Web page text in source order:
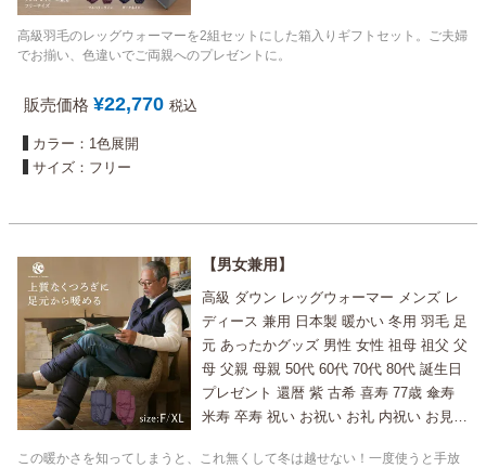
高級羽毛のレッグウォーマーを2組セットにした箱入りギフトセット。ご夫婦
でお揃い、色違いでご両親へのプレゼントに。
販売価格 ¥22,770 税込
カラー：1色展開
サイズ：フリー
男女兼用
高級 ダウン レッグウォーマー メンズ レ
ディース 兼用 日本製 暖かい 冬用 羽毛 足
元 あったかグッズ 男性 女性 祖母 祖父 父
母 父親 母親 50代 60代 70代 80代 誕生日
プレゼント 還暦 紫 古希 喜寿 77歳 傘寿
米寿 卒寿 祝い お祝い お礼 内祝い お見舞
この暖かさを知ってしまうと、これ無くして冬は越せない！一度使うと手放